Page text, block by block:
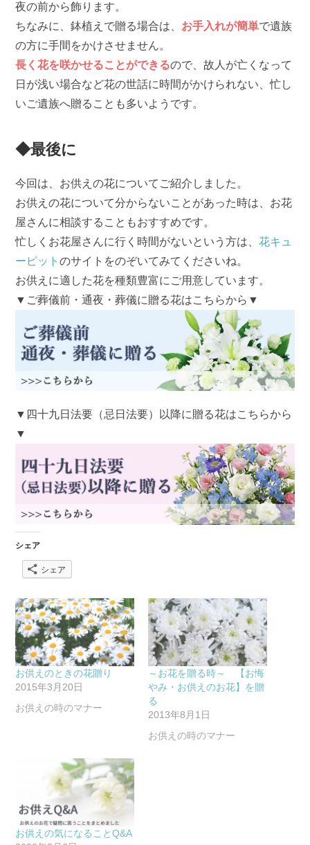
夜の前から飾ります。
ちなみに、鉢植えで贈る場合は、 お手入れが簡単で遺族
の方に手間をかけさせません。
長く花を咲かせることができるので、故人が亡くなって
日が浅い場合など花の世話に時間がかけられない、忙し
いご遺族へ贈ることも多いようです。
◆最後に
今回は、お供えの花についてご紹介しました。
お供えの花について分からないことがあった時は、お花
屋さんに相談することもおすすめです。
忙しくお花屋さんに行く時間がないという方は、花キュ
ーピットのサイトをのぞいてみてくださいね。
お供えに適した花を種類豊富にご用意しています。
▼ご葬儀前・通夜・葬儀に贈る花はこちらから▼
▼四十九日法要（忌日法要）以降に贈る花はこちらから
▼
シェア
シェア
お供えのときの花贈り
2015年3月20日
お供えの時のマナー
～お花を贈る時～ 【お悔
やみ・お供えのお花】を贈
る
2013年8月1日
お供えの時のマナー
お供えの気になることQ&A